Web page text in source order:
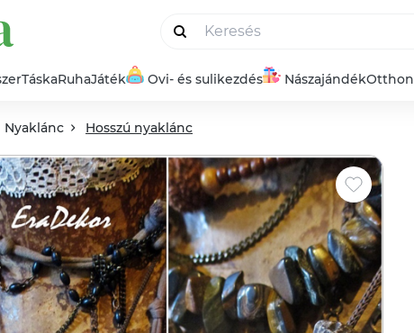
TáskaRuhaJáték Ovi- és sulikezdés NászajándékOtthon
Nyaklánc Hosszú nyaklánc